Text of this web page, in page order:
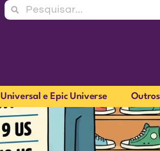
Universal e Epic Universe